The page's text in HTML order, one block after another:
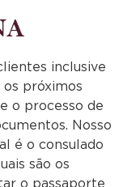
inclusive
os próximos
o processo de
Nosso
é o consulado
são os
o passaporte